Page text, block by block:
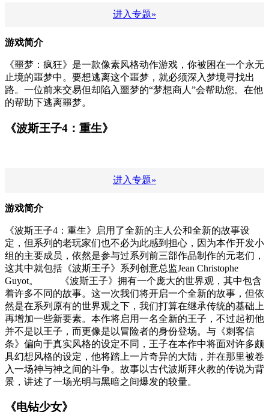
进入专题»
游戏简介
《噩梦：疯狂》是一款像素风格动作游戏，你被困在一个永无
止境的噩梦中。要想逃离这个噩梦，就必须深入梦境寻找出
路。一位前来交易但却陷入噩梦的“梦想商人”会帮助您。在他
的帮助下逃离噩梦。
《波斯王子4：重生》
进入专题»
游戏简介
《波斯王子4：重生》启用了全新的主人公和全新的故事设
定，但系列的老玩家们也不必为此感到担心，因为本作开发小
组的主要成员，依然是参与过系列前三部作品制作的元老们，
这其中就包括《波斯王子》系列创意总监Jean Christophe
Guyot。 《波斯王子》拥有一个庞大的世界观，其中包含
着许多不同的故事。这一次我们将开启一个全新的故事，但依
然是在系列原有的世界观之下，我们打算在继承传统的基础上
再增加一些新要素。本作将启用一名全新的王子，不过起初他
并不是以王子，而更像是以冒险者的身份登场。与《刺客信
条》偏向于真实风格的设定不同，王子在本作中将面对许多颇
具幻想风格的设定，他将踏上一片奇异的大陆，并在那里被卷
入一场神与神之间的斗争。故事以古代波斯拜火教的传说为背
景，讲述了一场光明与黑暗之间爆发的较量。
《电钻少女》